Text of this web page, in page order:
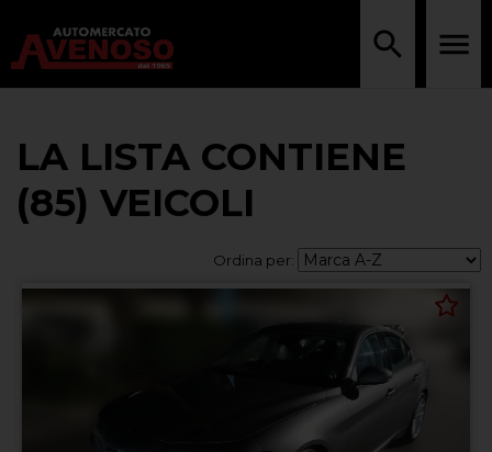
LA LISTA CONTIENE
(85) VEICOLI
Ordina per: